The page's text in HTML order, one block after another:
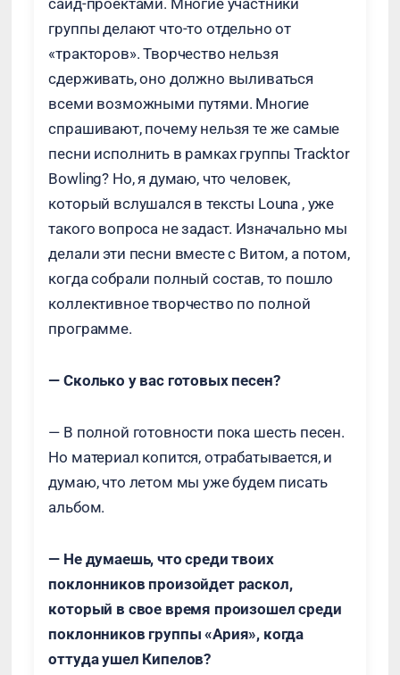
сайд-проектами. Многие участники
группы делают что-то отдельно от
«тракторов». Творчество нельзя
сдерживать, оно должно выливаться
всеми возможными путями. Многие
спрашивают, почему нельзя те же самые
песни исполнить в рамках группы Tracktor
Bowling? Но, я думаю, что человек,
который вслушался в тексты Louna , уже
такого вопроса не задаст. Изначально мы
делали эти песни вместе с Витом, а потом,
когда собрали полный состав, то пошло
коллективное творчество по полной
программе.
— Сколько у вас готовых песен?
— В полной готовности пока шесть песен.
Но материал копится, отрабатывается, и
думаю, что летом мы уже будем писать
альбом.
— Не думаешь, что среди твоих
поклонников произойдет раскол,
который в свое время произошел среди
поклонников группы «Ария», когда
оттуда ушел Кипелов?